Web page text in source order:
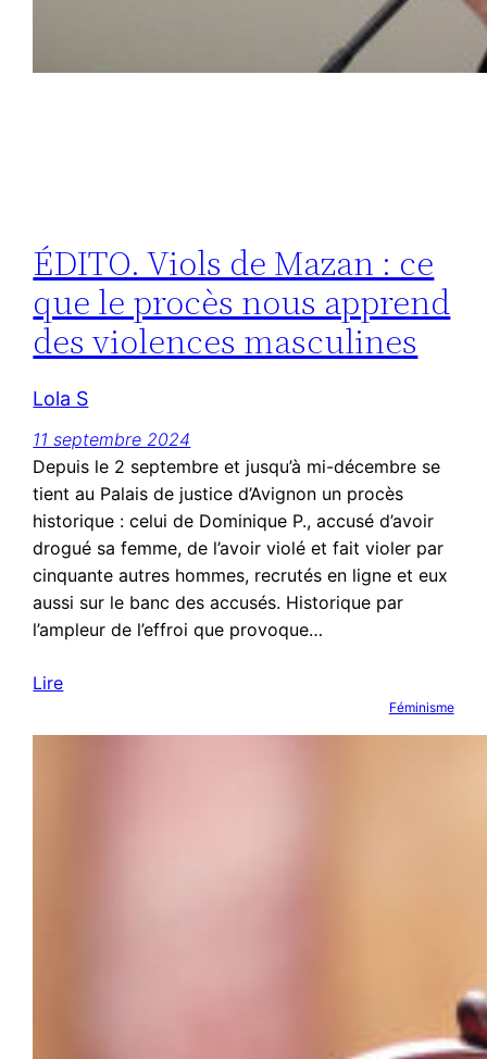
ÉDITO. Viols de Mazan : ce
que le procès nous apprend
des violences masculines
Lola S
11 septembre 2024
Depuis le 2 septembre et jusqu’à mi-décembre se
tient au Palais de justice d’Avignon un procès
historique : celui de Dominique P., accusé d’avoir
drogué sa femme, de l’avoir violé et fait violer par
cinquante autres hommes, recrutés en ligne et eux
aussi sur le banc des accusés. Historique par
l’ampleur de l’effroi que provoque…
Lire
Féminisme